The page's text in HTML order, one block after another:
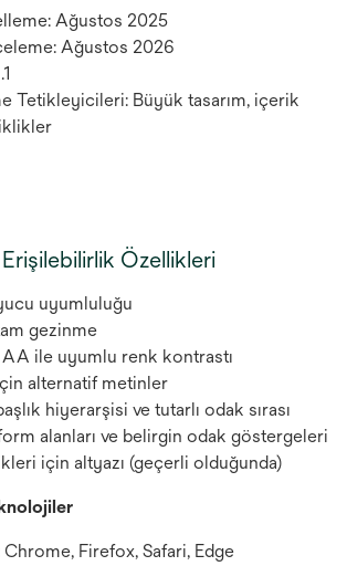
Ağustos 2025
Ağustos 2026
Tetikleyicileri: Büyük tasarım, içerik
Özellikleri
uyumluluğu
gezinme
ile uyumlu renk kontrastı
alternatif metinler
hiyerarşisi ve tutarlı odak sırası
alanları ve belirgin odak göstergeleri
için altyazı (geçerli olduğunda)
Chrome, Firefox, Safari, Edge